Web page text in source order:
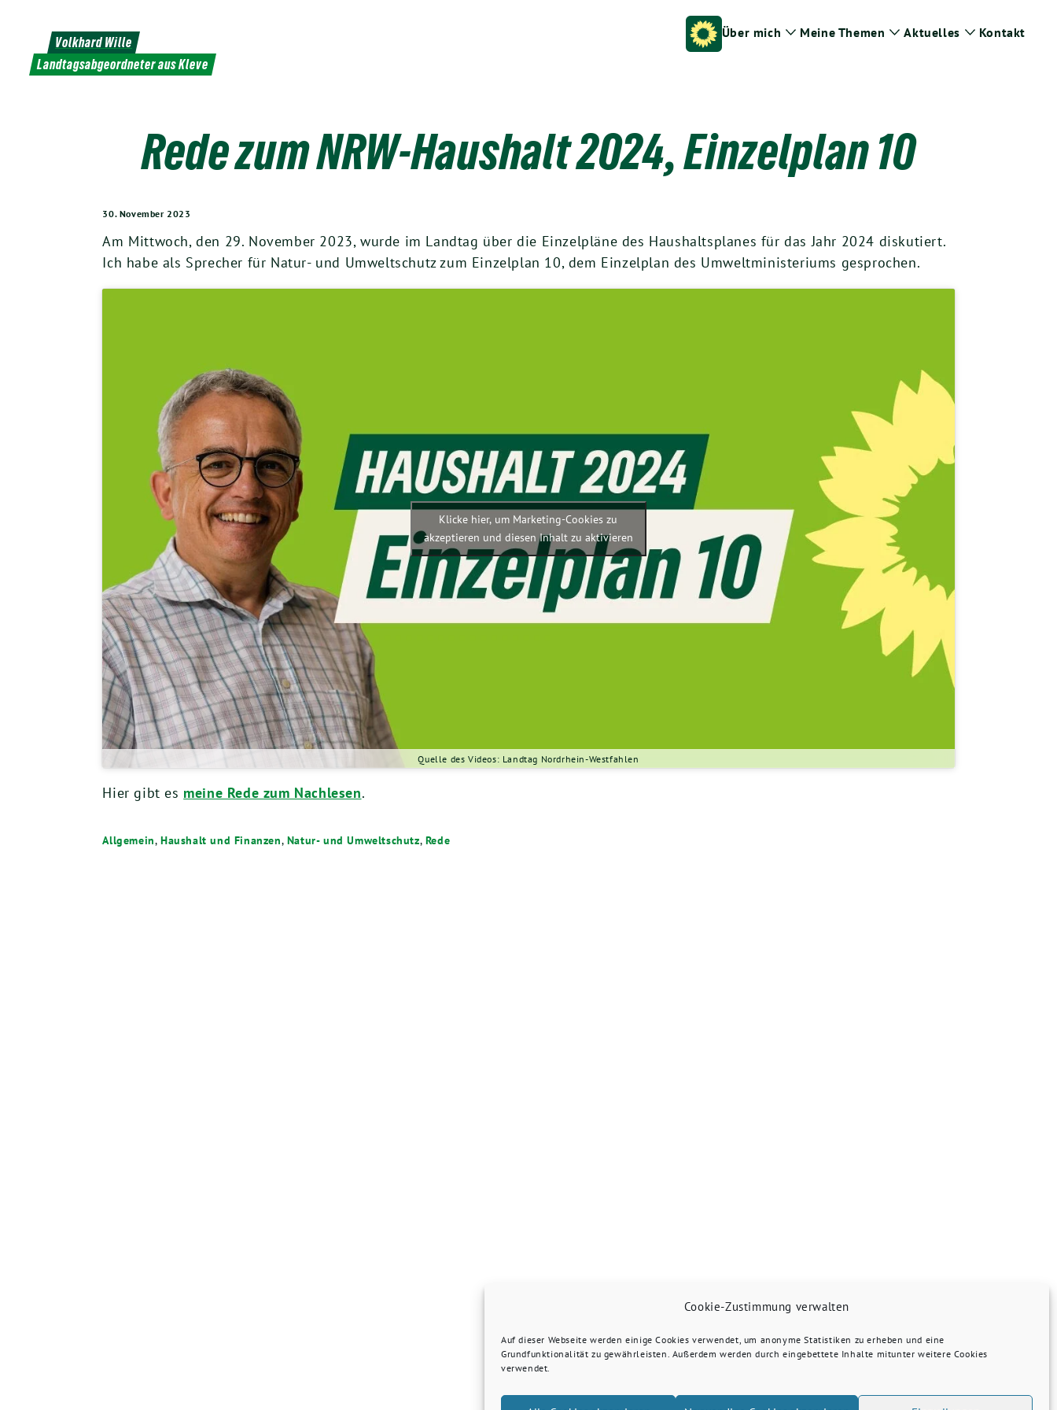
Cookie-Zustimmung verwalten
Auf dieser Webseite werden einige Cookies verwendet, um anonyme Statistiken zu erheben und eine
Grundfunktionalität zu gewährleisten. Außerdem werden durch eingebettete Inhalte mitunter weitere Cookies
verwendet.
Inhalt
Volkhard Wille
Landtagsabgeordneter aus Kleve
Über mich
Zeige
Meine Themen
Zeige
Aktuelles Zeige
Kontakt
Rede zum NRW-Haushalt 2024, Einzelplan 10
30. November 2023
Am Mittwoch, den 29. November 2023, wurde im Landtag über die Einzelpläne des Haushaltsplanes für das Jahr 2024 diskutiert.
Ich habe als Sprecher für Natur- und Umweltschutz zum Einzelplan 10, dem Einzelplan des Umweltministeriums gesprochen.
Klicke hier, um Marketing-Cookies zu
akzeptieren und diesen Inhalt zu aktivieren
Quelle des Videos: Landtag Nordrhein-Westfahlen
Hier gibt es meine Rede zum Nachlesen.
Allgemein, Haushalt und Finanzen, Natur- und Umweltschutz, Rede